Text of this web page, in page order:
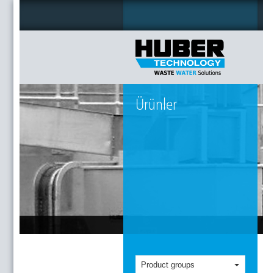
Ürünler
Product groups